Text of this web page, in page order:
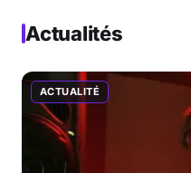
Actualités
ACTUALITÉ